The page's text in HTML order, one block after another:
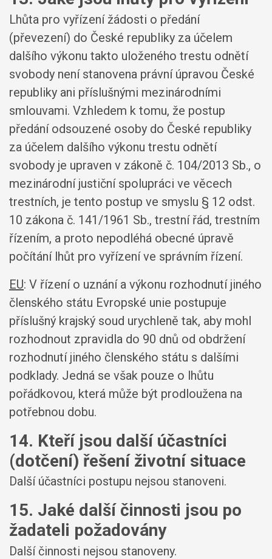
Lhůta pro vyřízení žádosti o předání
(převezení) do České republiky za účelem
dalšího výkonu takto uloženého trestu odnětí
svobody není stanovena právní úpravou České
republiky ani příslušnými mezinárodními
smlouvami. Vzhledem k tomu, že postup
předání odsouzené osoby do České republiky
za účelem dalšího výkonu trestu odnětí
svobody je upraven v zákoně č. 104/2013 Sb., o
mezinárodní justiční spolupráci ve věcech
trestních, je tento postup ve smyslu § 12 odst.
10 zákona č. 141/1961 Sb., trestní řád, trestním
řízením, a proto nepodléhá obecné úpravě
počítání lhůt pro vyřízení ve správním řízení.
EU: V řízení o uznání a výkonu rozhodnutí jiného
členského státu Evropské unie postupuje
příslušný krajský soud urychleně tak, aby mohl
rozhodnout zpravidla do 90 dnů od obdržení
rozhodnutí jiného členského státu s dalšími
podklady. Jedná se však pouze o lhůtu
pořádkovou, která může být prodloužena na
potřebnou dobu.
14. Kteří jsou další účastníci
(dotčení) řešení životní situace
Další účastníci postupu nejsou stanoveni.
15. Jaké další činnosti jsou po
žadateli požadovány
Další činnosti nejsou stanoveny.